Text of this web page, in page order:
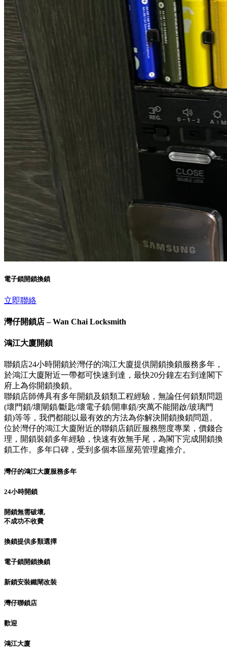
電子鎖開鎖換鎖
立即聯絡
灣仔開鎖店 – Wan Chai Locksmith
鴻江大廈開鎖
聯鎖店24小時開鎖於灣仔的鴻江大廈提供開鎖換鎖服務多年，
於鴻江大廈附近一帶都可快速到達，最快20分鐘左右到達閣下
府上為你開鎖換鎖。
聯鎖店師傅具有多年開鎖及鎖類工程經驗，無論任何鎖類問題
(壞門鎖/壞閘鎖/斷匙/壞電子鎖/開車鎖/夾萬不能開啟/玻璃門
鎖)等等，我們都能以最有效的方法為你解決開鎖換鎖問題。
位於灣仔的鴻江大廈附近的聯鎖店鎖匠服務態度專業，價錢合
理，開鎖裝鎖多年經驗，快速有效無手尾，為閣下完成開鎖換
鎖工作。多年口碑，受到多個本區屋苑管理處推介。
灣仔的鴻江大廈服務多年
24小時開鎖
開鎖無需破壞,
不成功不收費
換鎖提供多類選擇
電子鎖開鎖換鎖
新鎖安裝鐵閘改裝
灣仔聯鎖店
歡迎
鴻江大廈